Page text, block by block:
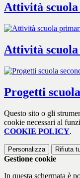
Attività
Attività
Progetti
Questo sito o gli
cookie necessari al
COOKIE POLICY.
Personalizza Rifiuta
Gestione cookie
In questa schermata è